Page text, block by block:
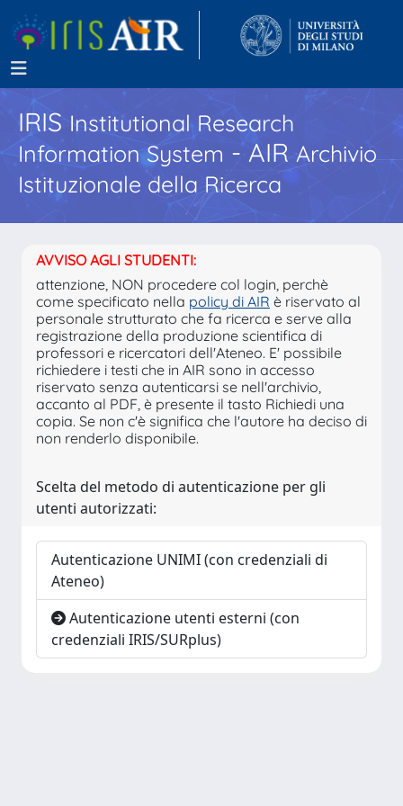
IRISInstitutional Research
Information System - AIR Archivio
Istituzionale della Ricerca
AVVISO AGLI STUDENTI:
attenzione, NON procedere col login, perchè
come specificato nella policy di AIR è riservato al
personale strutturato che fa ricerca e serve alla
registrazione della produzione scientifica di
professori e ricercatori dell'Ateneo. E' possibile
richiedere i testi che in AIR sono in accesso
riservato senza autenticarsi se nell'archivio,
accanto al PDF, è presente il tasto Richiedi una
copia. Se non c'è significa che l'autore ha deciso di
non renderlo disponibile.
Scelta del metodo di autenticazione per gli
utenti autorizzati:
Autenticazione UNIMI (con credenziali di
Ateneo)
Autenticazione utenti esterni (con
credenziali IRIS/SURplus)